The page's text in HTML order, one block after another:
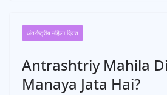
अंतर्राष्ट्रीय महिला दिवस
Antrashtriy Mahila
Manaya Jata Hai?